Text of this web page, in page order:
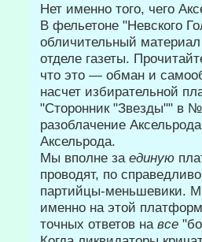
Нет именно того, чего
В фельетоне "Невского
обличи­тельный
отделе газеты.
что это — обман и
насчет избирательной
"Сторонник "Звезды"" в
ра­зоблачение
Аксельрода.
Мы вполне за единую
проводят, по
партийцы-меньшевики.
именно на этой
точных ответов на все